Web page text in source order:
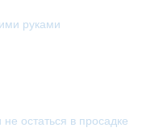
руками
остаться в просадке